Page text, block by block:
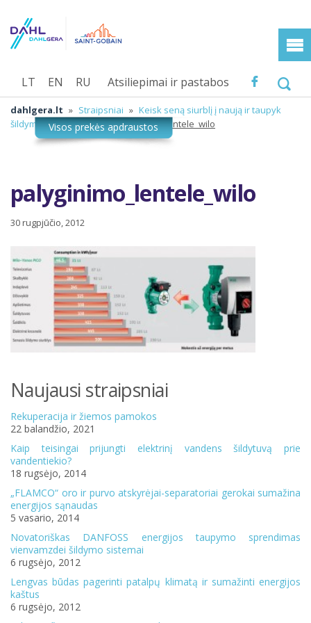
Atsiliepimai ir pastabos
LT EN RU
dahlgera.lt » Straipsniai » Keisk seną siurblį į naują ir taupyk
šildymo sezono metu » palyginimo_lentele_wilo
palyginimo_lentele_wilo
30 rugpjūčio, 2012
Naujausi straipsniai
Rekuperacija ir žiemos pamokos
22 balandžio, 2021
Kaip teisingai prijungti elektrinį vandens šildytuvą prie
vandentiekio?
18 rugsėjo, 2014
„FLAMCO“ oro ir purvo atskyrėjai-separatoriai gerokai sumažina
energijos sąnaudas
5 vasario, 2014
Novatoriškas DANFOSS energijos taupymo sprendimas
vienvamzdei šildymo sistemai
6 rugsėjo, 2012
Lengvas būdas pagerinti patalpų klimatą ir sumažinti energijos
kaštus
6 rugsėjo, 2012